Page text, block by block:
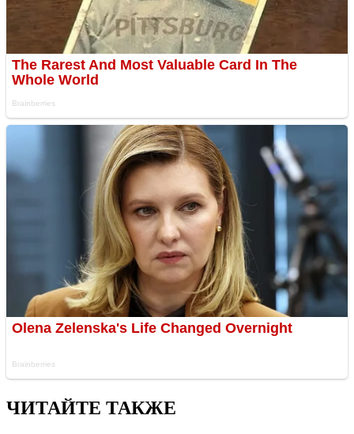
ЧИТАЙТЕ ТАКЖЕ